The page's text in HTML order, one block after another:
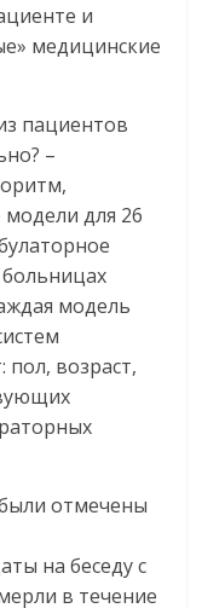
и
медицинские
пациентов
–
для 26
модель
возраст,
отмечены
на беседу с
в течение